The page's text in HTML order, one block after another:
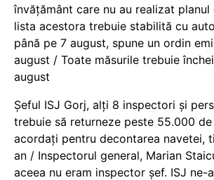
învățământ care nu au realizat
lista acestora trebuie stabilită cu
până pe 7 august, spune un ordin
august / Toate măsurile trebuie
august
Șeful ISJ Gorj, alți 8 inspectori și
trebuie să returneze peste 55.000 de
acordați pentru decontarea navetei,
an / Inspectorul general, Marian
aceea nu eram inspector șef. ISJ ne-